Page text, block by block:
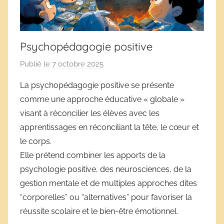
Psychopédagogie positive
Publié le 7 octobre 2025
r
D
é
r
v
e
s
s
c
La psychopédagogie positive se présente
comme une approche éducative « globale »
visant à réconcilier les élèves avec les
apprentissages en réconciliant la tête, le cœur et
le corps.
Elle prétend combiner les apports de la
psychologie positive, des neurosciences, de la
gestion mentale et de multiples approches dites
“corporelles” ou “alternatives” pour favoriser la
réussite scolaire et le bien-être émotionnel.